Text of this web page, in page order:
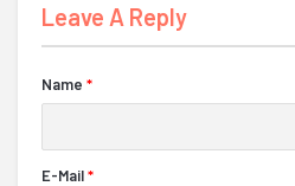
Leave A Reply
Name *
E-Mail*